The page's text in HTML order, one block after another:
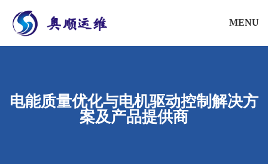
MENU
电能质量优化与电机驱动控制解决方
案及产品提供商